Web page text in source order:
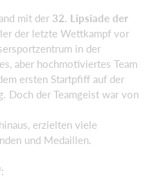
mit der 32. Lipsiade der
der letzte Wettkampf vor
in der
aber hochmotiviertes Team
ersten Startpfiff auf der
Doch der Teamgeist war von
erzielten viele
und Medaillen.